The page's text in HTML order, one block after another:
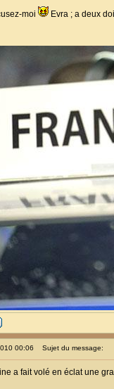
moi Evra ; a deux
00:06 Sujet du message:
a fait volé en éclat une